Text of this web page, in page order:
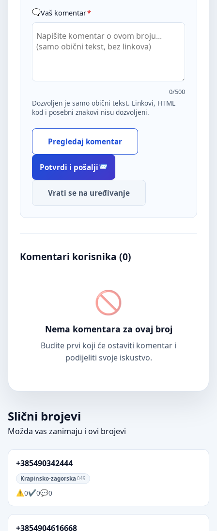
Vaš komentar*
0/500
Dozvoljen je samo obični tekst. Linkovi, HTML
kod i posebni znakovi nisu dozvoljeni.
Pregledaj komentar
Potvrdi i pošalji
Vrati se na uređivanje
Komentari korisnika (0)
Nema komentara za ovaj broj
Budite prvi koji će ostaviti komentar i
podijeliti svoje iskustvo.
Slični brojevi
Možda vas zanimaju i ovi brojevi
+385490342444
Krapinsko-zagorska 049
0 0 0
+3854904616668